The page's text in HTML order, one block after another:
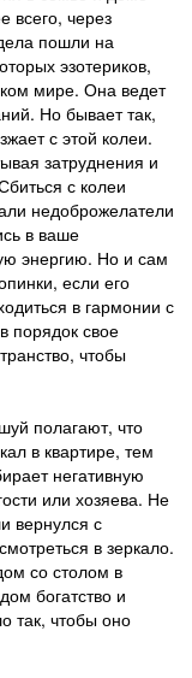
всего, через
пошли на
эзотериков,
мире. Она ведет
Но бывает так,
с этой колеи.
затруднения и
с колеи
недоброжелатели
в ваше
энергию. Но и сам
если его
в гармонии с
порядок свое
чтобы
полагают, что
в квартире, тем
негативную
или хозяева. Не
вернулся с
в зеркало.
со столом в
богатство и
так, чтобы оно